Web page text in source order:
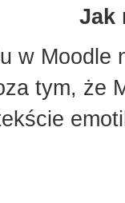
Jak
w Moodle
tym, że